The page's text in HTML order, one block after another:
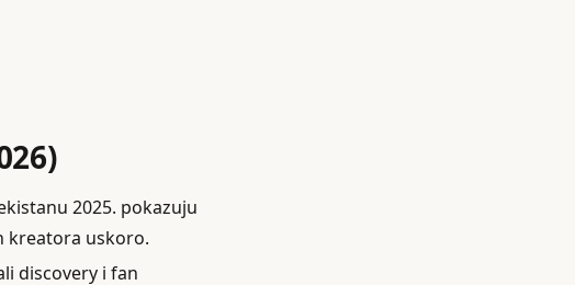
2025. pokazuju
kreatora uskoro.
discovery i fan